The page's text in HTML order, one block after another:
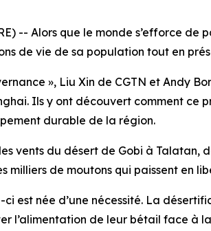
-- Alors que le monde s’efforce
de vie de sa population tout en
», Liu Xin de CGTN et Andy
Ils y ont découvert comment ce
durable de la région.
vents du désert de Gobi à Talatan,
milliers de moutons qui paissent en
est née d’une nécessité. La
l’alimentation de leur bétail face